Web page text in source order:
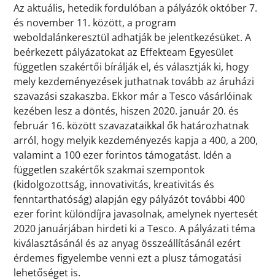
Az aktuális, hetedik fordulóban a pályázók október 7.
és november 11. között, a program
weboldalánkeresztül adhatják be jelentkezésüket. A
beérkezett pályázatokat az Effekteam Egyesület
független szakértői bírálják el, és választják ki, hogy
mely kezdeményezések juthatnak tovább az áruházi
szavazási szakaszba. Ekkor már a Tesco vásárlóinak
kezében lesz a döntés, hiszen 2020. január 20. és
február 16. között szavazataikkal ők határozhatnak
arról, hogy melyik kezdeményezés kapja a 400, a 200,
valamint a 100 ezer forintos támogatást. Idén a
független szakértők szakmai szempontok
(kidolgozottság, innovativitás, kreativitás és
fenntarthatóság) alapján egy pályázót további 400
ezer forint különdíjra javasolnak, amelynek nyertesét
2020 januárjában hirdeti ki a Tesco. A pályázati téma
kiválasztásánál és az anyag összeállításánál ezért
érdemes figyelembe venni ezt a plusz támogatási
lehetőséget is.